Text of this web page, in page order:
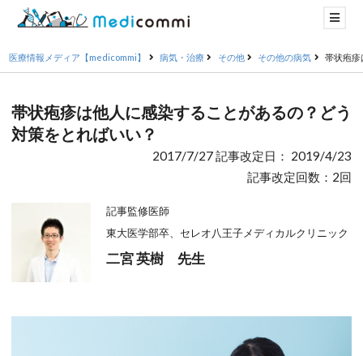
医療情報メディア【medicommi】 病気・治療 その他 その他の病気 帯状疱疹
帯状疱疹は他人に感染することがあるの？どう
対策をとればいい？
2017/7/27 記事改定日： 2019/4/23
記事改定回数：2回
記事監修医師
東大医学部卒、セレオ八王子メディカルクリニック
二宮 英樹 先生